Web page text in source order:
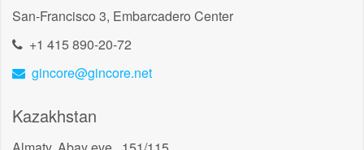
San-Francisco 3, Embarcadero Center
+1 415 890-20-72
gincore@gincore.net
Kazakhstan